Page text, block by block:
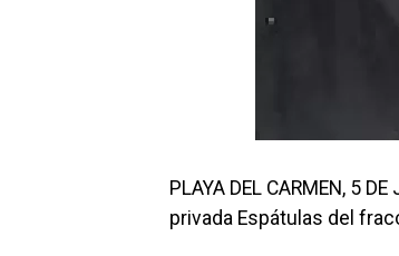
PLAYA DEL CARMEN, 5
privada Espátulas del